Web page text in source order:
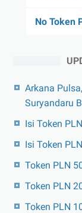
No Token
Arkana
Suryandaru
Isi Token
Isi Token
Token PLN
Token PLN
Token PLN